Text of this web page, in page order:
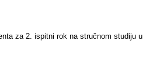
za 2. ispitni rok na stručnom studiju u